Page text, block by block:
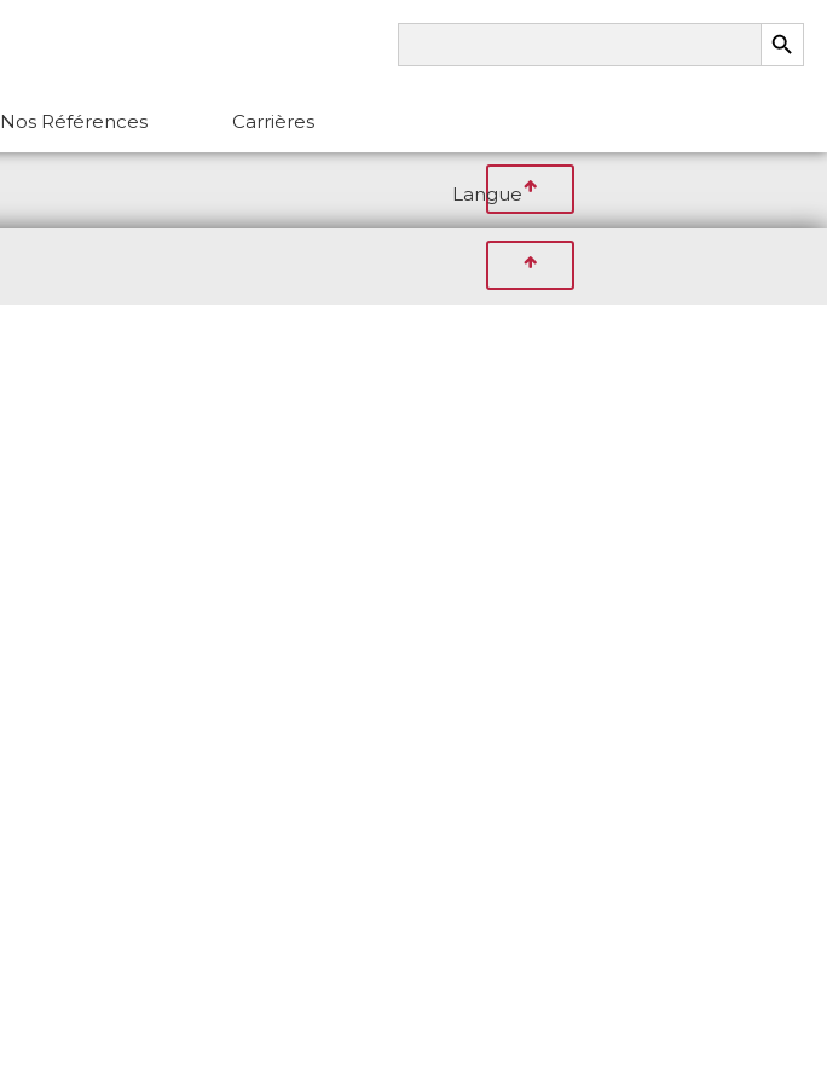
Search
Search Button
Nos Références Carrières
Langue